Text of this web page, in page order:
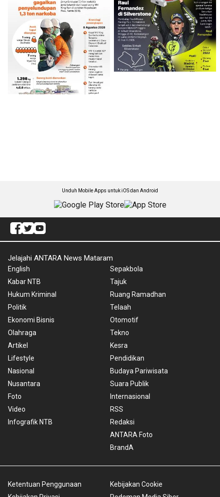
Unduh Mobile Apps untuk iOS dan Android
Jelajahi ANTARA News Mataram
English
Kabar NTB
Hukum Kriminal
Politik
Ekonomi Bisnis
Olahraga
Artikel
Lifestyle
Nasional
Nusantara
Foto
Video
Infografik NTB
Sepakbola
Tajuk
Ruang Ramadhan
Telaah
Otomotif
Tekno
Kesra
Pendidikan
Budaya Pariwisata
Suara Publik
Internasional
RSS
Redaksi
ANTARA Foto
BrandA
Ketentuan Penggunaan
Kebijakan Cookie